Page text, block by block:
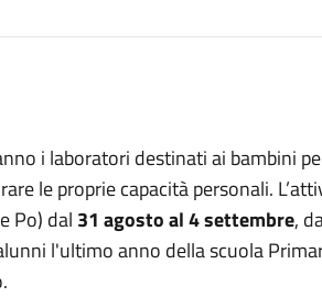
i laboratori destinati ai bambini
le proprie capacità personali.
Po) dal 31 agosto al 4 settembre,
l'ultimo anno della scuola